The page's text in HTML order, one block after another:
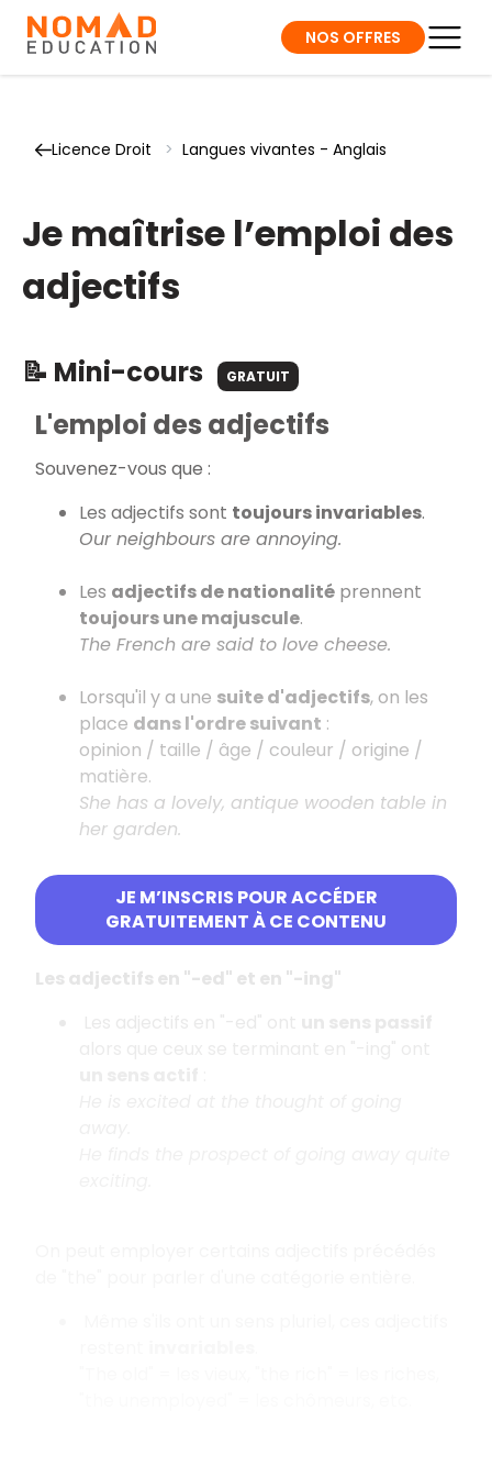
NOS OFFRES
Licence Droit > Langues vivantes - Anglais
Je maîtrise l’emploi des
adjectifs
📝 Mini-cours GRATUIT
JE M’INSCRIS POUR ACCÉDER
GRATUITEMENT À CE CONTENU
L'emploi des adjectifs
Souvenez-vous que :
Les adjectifs sont toujours invariables.
Our neighbours are annoying.
Les adjectifs de nationalité prennent
toujours une majuscule.
The French are said to love cheese.
Lorsqu'il y a une suite d'adjectifs, on les
place dans l'ordre suivant :
opinion / taille / âge / couleur / origine /
matière.
She has a lovely, antique wooden table in
her garden.
Certains adjectifs peuvent être seulement
attributs : "afraid / ill / asleep, etc."
Les adjectifs en "-ed" et en "-ing"